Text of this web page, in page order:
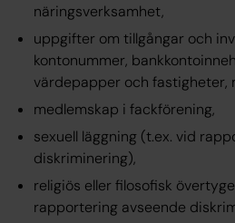
näringsverksamhet,
uppgifter om tillgångar och
kontonummer,
värdepapper och fastigheter,
medlemskap i fackförening,
sexuell läggning (t.ex. vid
diskriminering),
religiös eller filosofisk
rapportering avseende